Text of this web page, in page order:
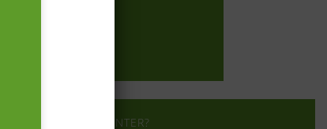
WER STECKT DAHINTER?